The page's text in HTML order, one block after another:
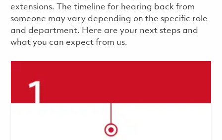
extensions. The timeline for hearing back from
someone may vary depending on the specific role
and department. Here are your next steps and
what you can expect from us.